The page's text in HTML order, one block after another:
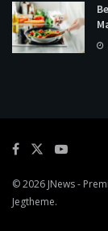
© 2026 JNews-
Jegtheme.